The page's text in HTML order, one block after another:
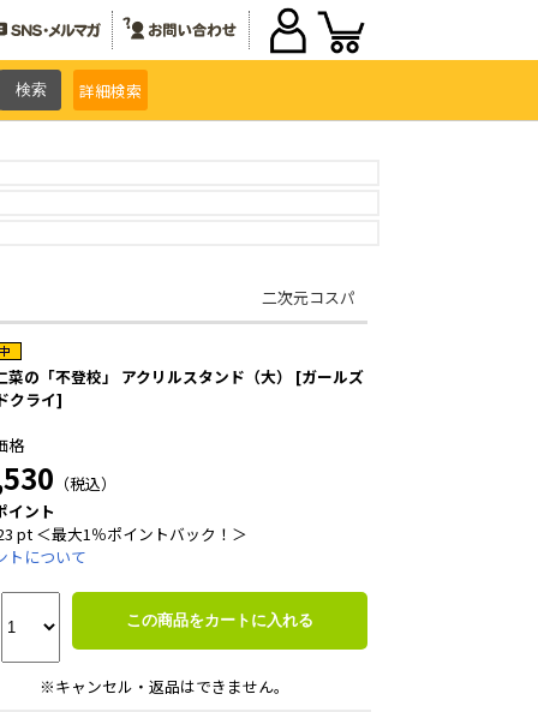
詳細検索
二次元コスパ
菜の「不登校」 アクリルスタンド（大） [ガールズ
クライ]
格
（税込）
イント
pt ＜最大1％ポイントバック！＞
トについて
この商品をカートに入れる
※キャンセル・返品はできません。